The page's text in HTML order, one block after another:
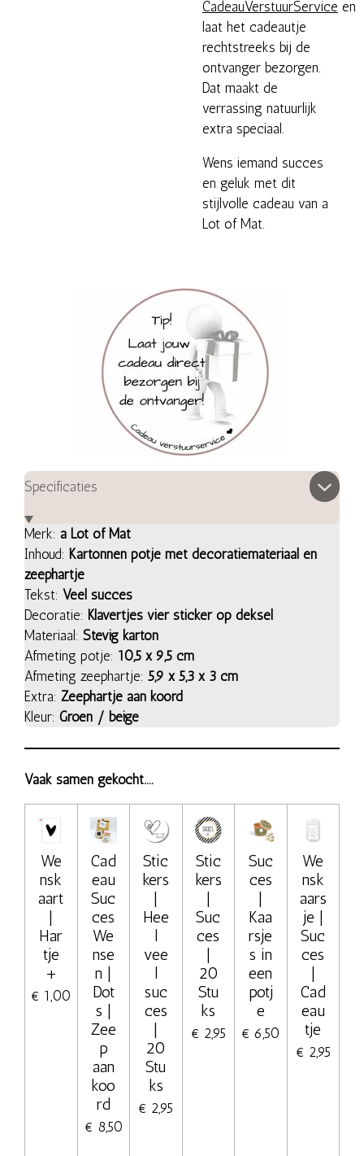
CadeauVerstuurService en
laat het cadeautje
rechtstreeks bij de
ontvanger bezorgen.
Dat maakt de
verrassing natuurlijk
extra speciaal.
Wens iemand succes
en geluk met dit
stijlvolle cadeau van a
Lot of Mat.
Specificaties
Merk: a Lot of Mat
Inhoud: Kartonnen potje met decoratiemateriaal en
zeephartje
Tekst: Veel succes
Decoratie: Klavertjes vier sticker op deksel
Materiaal: Stevig karton
Afmeting potje: 10,5 x 9,5 cm
Afmeting zeephartje: 5,9 x 5,3 x 3 cm
Extra: Zeephartje aan koord
Kleur: Groen / beige
Vaak samen gekocht....
We
nsk
aart
|
Har
tje
+
€ 1,00
Cad
eau
Suc
ces
We
nse
n |
Dot
s |
Zee
p
aan
koo
rd
€ 8,50
Stic
kers
|
Hee
l
vee
l
suc
ces
|
20
Stu
ks
€ 2,95
Stic
kers
|
Suc
ces
|
20
Stu
ks
€ 2,95
Suc
ces
|
Kaa
rsje
s in
een
potj
e
€ 6,50
We
nsk
aars
je |
Suc
ces
|
Cad
eau
tje
€ 2,95